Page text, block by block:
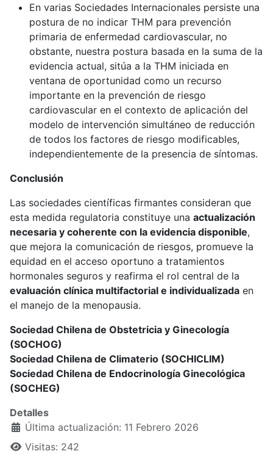
En varias Sociedades Internacionales persiste una
postura de no indicar THM para prevención
primaria de enfermedad cardiovascular, no
obstante, nuestra postura basada en la suma de la
evidencia actual, sitúa a la THM iniciada en
ventana de oportunidad como un recurso
importante en la prevención de riesgo
cardiovascular en el contexto de aplicación del
modelo de intervención simultáneo de reducción
de todos los factores de riesgo modificables,
independientemente de la presencia de síntomas.
Conclusión
Las sociedades científicas firmantes consideran que
esta medida regulatoria constituye una actualización
necesaria y coherente con la evidencia disponible,
que mejora la comunicación de riesgos, promueve la
equidad en el acceso oportuno a tratamientos
hormonales seguros y reafirma el rol central de la
evaluación clínica multifactorial e individualizada en
el manejo de la menopausia.
Sociedad Chilena de Obstetricia y Ginecología
(SOCHOG)
Sociedad Chilena de Climaterio (SOCHICLIM)
Sociedad Chilena de Endocrinología Ginecológica
(SOCHEG)
Detalles
Última actualización: 11 Febrero 2026
Visitas: 242